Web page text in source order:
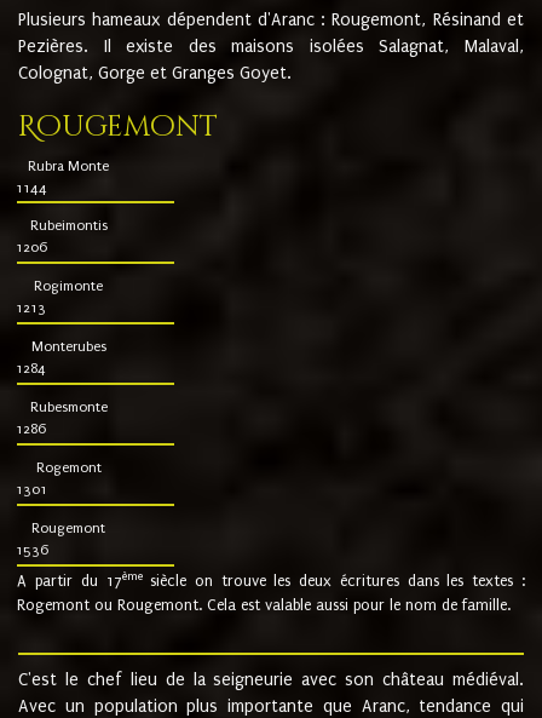
Plusieurs hameaux dépendent d'Aranc : Rougemont, Résinand et
Pezières. Il existe des maisons isolées Salagnat, Malaval,
Colognat, Gorge et Granges Goyet.
Rougemont
Rubra Monte
1144
Rubeimontis
1206
Rogimonte
1213
Monterubes
1284
Rubesmonte
1286
Rogemont
1301
Rougemont
1536
A partir du 17ème siècle on trouve les deux écritures dans les textes :
Rogemont ou Rougemont. Cela est valable aussi pour le nom de famille.
C'est le chef lieu de la seigneurie avec son château médiéval.
Avec un population plus importante que Aranc, tendance qui